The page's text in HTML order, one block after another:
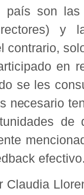
país son
y
contrario,
en
se les
necesario
de
Claudia